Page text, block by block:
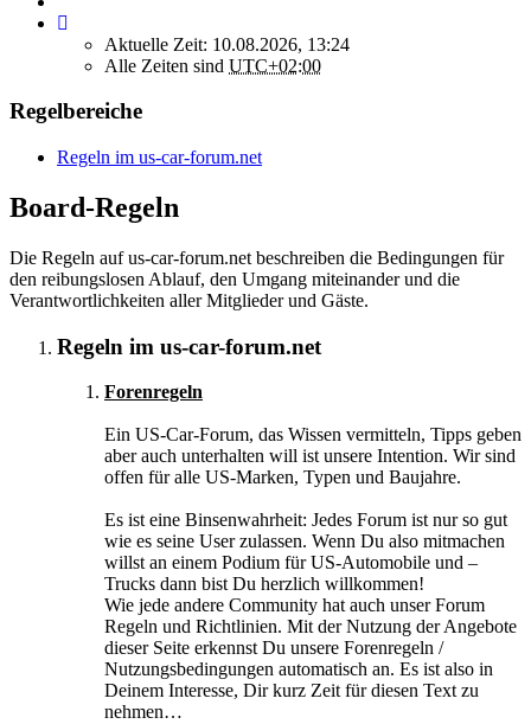
Aktuelle Zeit: 10.08.2026, 13:24
Alle Zeiten sind UTC+02:00
Regelbereiche
Regeln im us-car-forum.net
Board-Regeln
Die Regeln auf us-car-forum.net beschreiben die Bedingungen für
den reibungslosen Ablauf, den Umgang miteinander und die
Verantwortlichkeiten aller Mitglieder und Gäste.
Regeln im us-car-forum.net
Forenregeln
Ein US-Car-Forum, das Wissen vermitteln, Tipps geben
aber auch unterhalten will ist unsere Intention. Wir sind
offen für alle US-Marken, Typen und Baujahre.
Es ist eine Binsenwahrheit: Jedes Forum ist nur so gut
wie es seine User zulassen. Wenn Du also mitmachen
willst an einem Podium für US-Automobile und –
Trucks dann bist Du herzlich willkommen!
Wie jede andere Community hat auch unser Forum
Regeln und Richtlinien. Mit der Nutzung der Angebote
dieser Seite erkennst Du unsere Forenregeln /
Nutzungsbedingungen automatisch an. Es ist also in
Deinem Interesse, Dir kurz Zeit für diesen Text zu
nehmen…